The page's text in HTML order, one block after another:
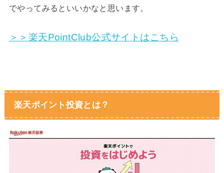
でやってみるといいかなと思います。
＞＞楽天PointClub公式サイトはこちら
楽天ポイント投資とは？